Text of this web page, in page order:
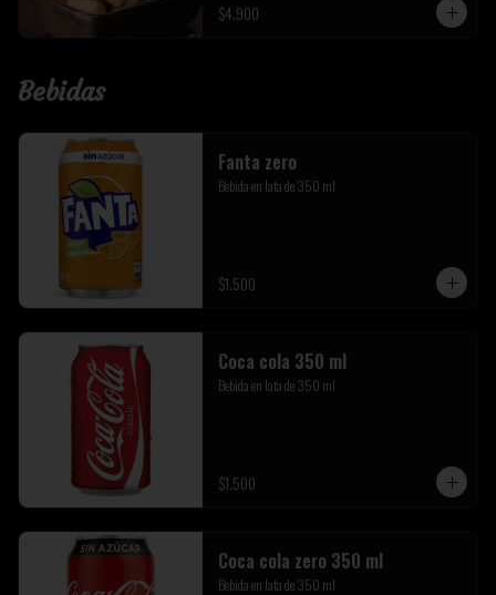
$4.900
Bebidas
Fanta zero
Bebida en lata de 350 ml
$1.500
Coca cola 350 ml
Bebida en lata de 350 ml
$1.500
Coca cola zero 350 ml
Bebida en lata de 350 ml